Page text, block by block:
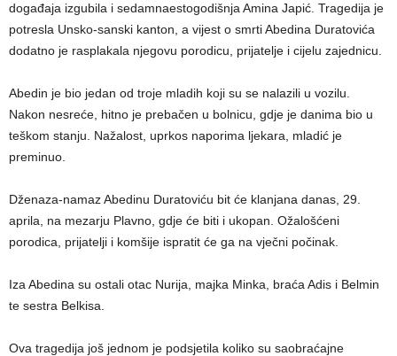
događaja izgubila i sedamnaestogodišnja Amina Japić. Tragedija je
potresla Unsko-sanski kanton, a vijest o smrti Abedina Duratovića
dodatno je rasplakala njegovu porodicu, prijatelje i cijelu zajednicu.
Abedin je bio jedan od troje mladih koji su se nalazili u vozilu.
Nakon nesreće, hitno je prebačen u bolnicu, gdje je danima bio u
teškom stanju. Nažalost, uprkos naporima ljekara, mladić je
preminuo.
Dženaza-namaz Abedinu Duratoviću bit će klanjana danas, 29.
aprila, na mezarju Plavno, gdje će biti i ukopan. Ožalošćeni
porodica, prijatelji i komšije ispratit će ga na vječni počinak.
Iza Abedina su ostali otac Nurija, majka Minka, braća Adis i Belmin
te sestra Belkisa.
Ova tragedija još jednom je podsjetila koliko su saobraćajne